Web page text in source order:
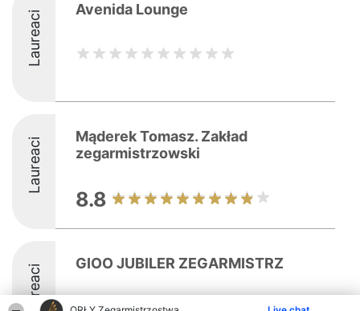
Laureaci Avenida Lounge
Laureaci
Mąderek Tomasz. Zakład
zegarmistrzowski
8.8
Laureaci GIOO JUBILER ZEGARMISTRZ